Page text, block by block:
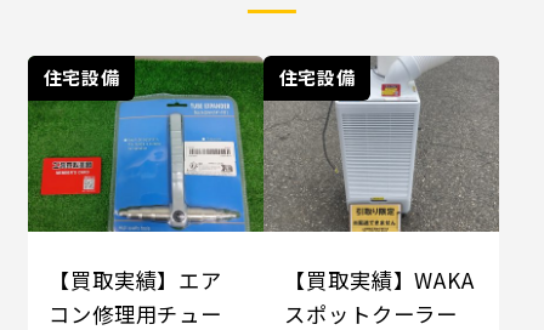
住宅設備
【買取実績】エア
コン修理用チュー
住宅設備
【買取実績】WAKA
スポットクーラー